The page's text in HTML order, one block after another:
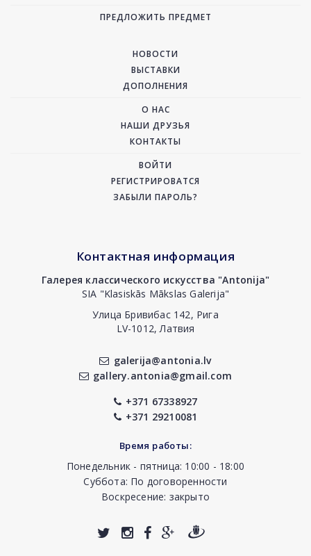
ПРЕДЛОЖИТЬ ПРЕДМЕТ
НОВОСТИ
ВЫСТАВКИ
ДОПОЛНЕНИЯ
О НАС
НАШИ ДРУЗЬЯ
КОНТАКТЫ
ВОЙТИ
РЕГИСТРИРОВАТСЯ
ЗАБЫЛИ ПАРОЛЬ?
Контактная информация
Галерея классического искусства "Antonija"
SIA "Klasiskās Mākslas Galerija"
Улица Бривибас 142, Рига
LV-1012, Латвия
galerija@antonia.lv
gallery.antonia@gmail.com
+371 67338927
+371 29210081
Время работы:
Понедельник - пятница: 10:00 - 18:00
Суббота: По договоренности
Воскресение: закрыто